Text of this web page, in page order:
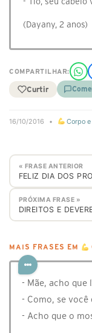
(Dayany, 2 anos)
COMPARTILHAR:
Curtir
16/10/2016 • Corpo
« FRASE ANTERIOR
FELIZ DIA DOS
PRÓXIMA FRASE »
DIREITOS E
MAIS FRASES EM
- Mãe, acho que
- Como, se
- Acho que o